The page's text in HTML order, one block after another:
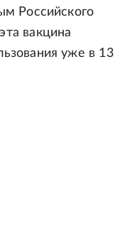
Российского
вакцина
уже в 13